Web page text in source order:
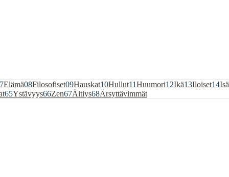
Elämä08Filosofiset09Hauskat10Hullut11Huumori12Ikä13Iloiset14Isä
65Ystävyys66Zen67Äitiys68Ärsyttävimmät